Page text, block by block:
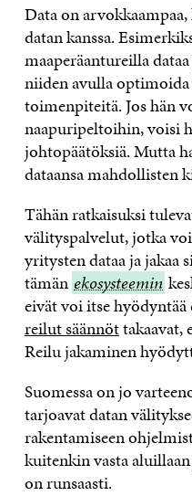
Data on
datan kanssa.
maaperäantureilla
niiden avulla
toimenpiteitä. Jos hän
naapuripeltoihin, voisi
johtopäätöksiä. Mutta
dataansa mahdollisten
Tähän ratkaisuksi
välityspalvelut, jotka
yritysten dataa ja jakaa
tämän ekosysteemin
ekosysteemin
eivät voi itse hyödyntää
reilut säännöttakaavat,
Reilu jakaminen
Suomessa on jo
tarjoavat datan
rakentamiseen
kuitenkin vasta
on runsaasti.